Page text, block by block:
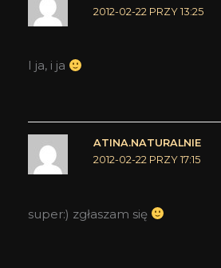
2012-02-22 PRZY 13:25
I ja, i ja
ATINA.NATURALNIE
2012-02-22 PRZY 17:15
super:) zgłaszam się